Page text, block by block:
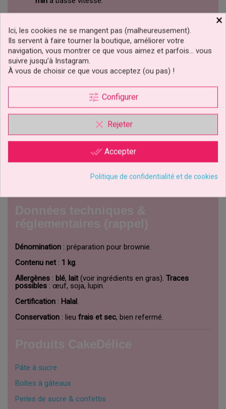
Versez dans un platchemisé (papier sulfurisé
beurré).
Cuisez selon l’épaisseur (voir repères).
Idées d’emballage & service pro
Présentez vos parts sur uncake boardélégant :Plateaux
de présentation – Cake Boards.
Emballez individuellement pour la vente à emporter dans
desboîtesadaptées :Boîtes à gâteaux.
Dénomination : préparation pour brownie.
Contenu net: 1 kg
Allergènes : blé, lait(voir ingrédients en gras). Traces
possibles : œuf, soja, lupin.
Certification : Halal
Conservation : lieu frais et sec, bien refermé.
Pâte à sucre
Boîtes à gâteaux
Perles de sucre & confettis
×
Ici, les cookies ne se mangent pas (malheureusement).
Ils servent à faire tourner la boutique, améliorer votre
navigation, vous montrer ce que vous aimez et parfois… vous
suivre jusqu’à Instagram.
À vous de choisir ce que vous acceptez (ou pas) !
tune Configurer
clear Rejeter
done_all Accepter
Politique de confidentialité et de cookies